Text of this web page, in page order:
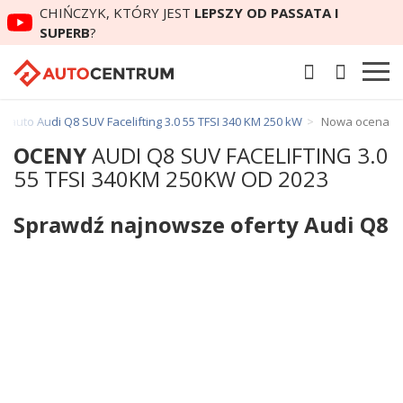
CHIŃCZYK, KTÓRY JEST LEPSZY OD PASSATA I
SUPERB?
auto Audi Q8 SUV Facelifting 3.0 55 TFSI 340 KM 250 kW Nowa ocena
OCENYAUDI Q8 SUV FACELIFTING 3.0
55 TFSI 340KM 250KW OD 2023
Sprawdź najnowsze oferty Audi Q8